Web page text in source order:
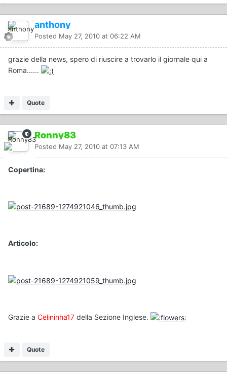
anthony
Posted May 27, 2010 at 06:22 AM
grazie della news, spero di riuscire a trovarlo il giornale qui a
Roma......
Quote
Ronny83
Posted May 27, 2010 at 07:13 AM
Copertina:
Articolo:
Grazie a Celininha17 della Sezione Inglese.
Quote